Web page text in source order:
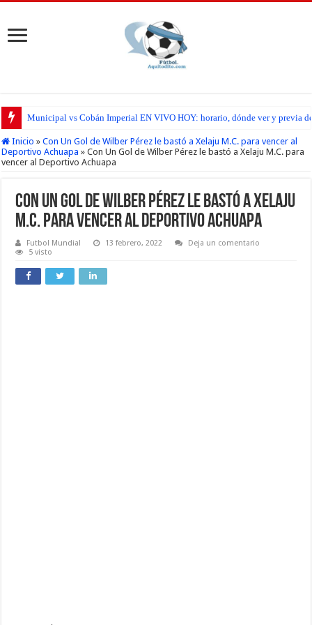
Municipal vs Cobán Imperial EN VIVO HOY: horario, dónde ver y previa
Inicio » Con Un Gol de Wilber Pérez le bastó a Xelaju M.C. para vencer al
Deportivo Achuapa » Con Un Gol de Wilber Pérez le bastó a Xelaju M.C. para
vencer al Deportivo Achuapa
Con Un Gol de Wilber Pérez le bastó a Xelaju
M.C. para vencer al Deportivo Achuapa
Futbol Mundial 13 febrero, 2022
Deja un comentario
5 visto